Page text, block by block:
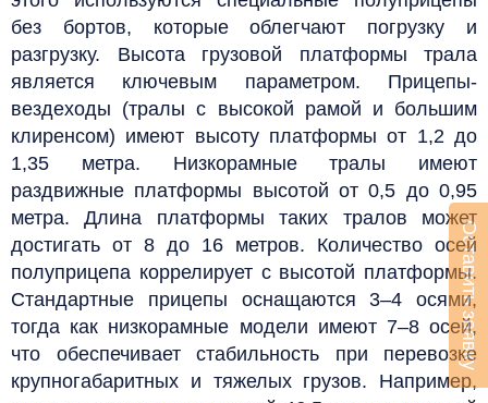
без бортов, которые облегчают погрузку и
разгрузку. Высота грузовой платформы трала
является ключевым параметром. Прицепы-
вездеходы (тралы с высокой рамой и большим
клиренсом) имеют высоту платформы от 1,2 до
1,35 метра. Низкорамные тралы имеют
раздвижные платформы высотой от 0,5 до 0,95
метра. Длина платформы таких тралов может
достигать от 8 до 16 метров. Количество осей
полуприцепа коррелирует с высотой платформы.
Стандартные прицепы оснащаются 3–4 осями,
тогда как низкорамные модели имеют 7–8 осей,
что обеспечивает стабильность при перевозке
крупногабаритных и тяжелых грузов. Например,
Оставить заявку